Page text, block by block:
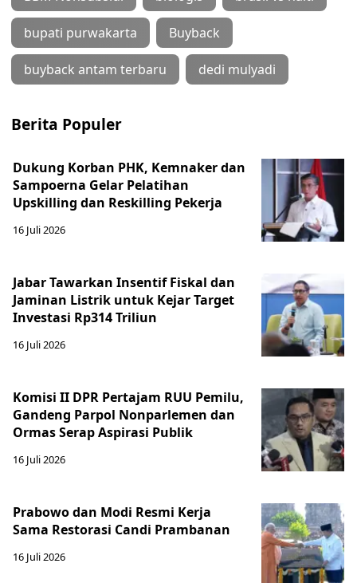
bupati purwakarta Buyback
buyback antam terbaru dedi mulyadi
Berita Populer
Dukung Korban PHK, Kemnaker dan
Sampoerna Gelar Pelatihan
Upskilling dan Reskilling Pekerja
16 Juli 2026
Jabar Tawarkan Insentif Fiskal dan
Jaminan Listrik untuk Kejar Target
Investasi Rp314 Triliun
16 Juli 2026
Komisi II DPR Pertajam RUU Pemilu,
Gandeng Parpol Nonparlemen dan
Ormas Serap Aspirasi Publik
16 Juli 2026
Prabowo dan Modi Resmi Kerja
Sama Restorasi Candi Prambanan
16 Juli 2026